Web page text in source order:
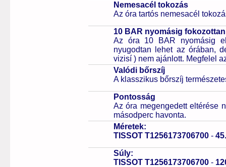
Nemesacél tokozás
Az óra tartós nemesacél
10 BAR nyomásig
Az óra 10 BAR nyomásig
nyugodtan lehet az órában,
vizisí ) nem ajánlott. Megfelel
Valódi bőrszíj
A klasszikus bőrszíj
Pontosság
Az óra megengedett eltérése
másodperc havonta.
Méretek:
TISSOT T1256173706700 -
Súly:
TISSOT T1256173706700 -